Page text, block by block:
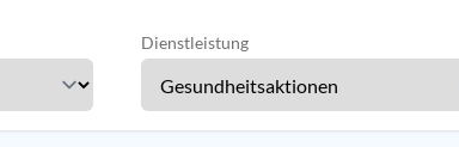
Dienstleistung